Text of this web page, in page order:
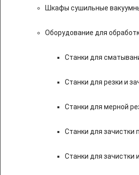
Шкафы сушильные
Оборудование для
Станки для
Станки для резки и
Станки для мерной
Станки для зачистки
Станки для зачистки